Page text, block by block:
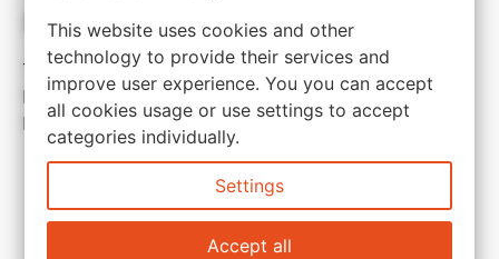
Link-uri utile:
Termeni si conditii
Politica de confidentialitate
Politica de cookie
This website uses cookies and other
technology to provide their services and
improve user experience. You you can accept
all cookies usage or use settings to accept
categories individually.
Settings
Accept all